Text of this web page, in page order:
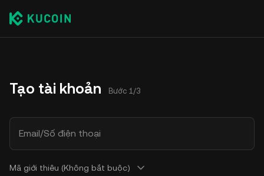
Tạo tài khoản Bước 1/3
Email/Số điện thoại
Mã giới thiêu (Không bắt buộc)